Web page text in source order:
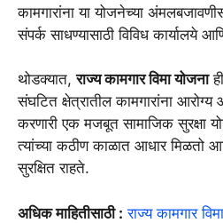
कामगारांना या योजनेच्या
संपर्क साधण्यासाठी विविध कार्यालये
थोडक्यात,राज्य कामगार विमा योजना
संघटित क्षेत्रातील कामगारांना आरोग्य
करणारी एक मजबूत सामाजिक सुरक्षा
त्यांच्या कठीण काळात आधार मिळतो
सुरक्षित राहते.
अधिक माहितीसाठी : राज्य कामगार